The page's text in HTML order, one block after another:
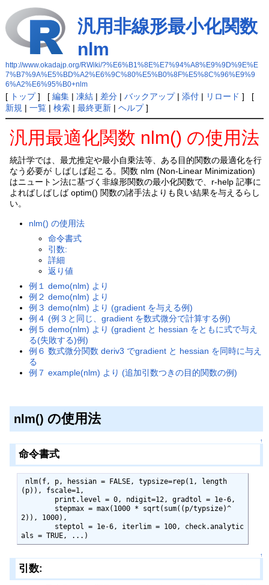
汎用非線形最小化関数
nlm
http://www.okadajp.org/RWiki/?%E6%B1%8E%E7%94%A8%E9%9D%9E%E
7%B7%9A%E5%BD%A2%E6%9C%80%E5%B0%8F%E5%8C%96%E9%9
6%A2%E6%95%B0+nlm
[ トップ] [ 編集| 凍結| 差分| バックアップ| 添付| リロード ] [
新規 | 一覧| 検索| 最終更新| ヘルプ]
汎用最適化関数 nlm() の使用法
統計学では、最尤推定や最小自乗法等、ある目的関数の最適化を行
なう必要が しばしば起こる。関数 nlm (Non-Linear Minimization)
はニュートン法に基づく非線形関数の最小化関数で、r-help 記事に
よればしばしば optim() 関数の諸手法よりも良い結果を与えるらし
い。
nlm() の使用法
命令書式
引数:
詳細
返り値
例１ demo(nlm) より
例２ demo(nlm) より
例３ demo(nlm) より (gradient を与える例)
例４ (例３と同じ、gradient を数式微分で計算する例)
例５ demo(nlm) より (gradient と hessian をともに式で与え
る(失敗する)例)
例６ 数式微分関数 deriv3 でgradient と hessian を同時に与え
る
例７ example(nlm) より (追加引数つきの目的関数の例)
nlm() の使用法
↑
命令書式
(p)), fscale=1,
2)), 1000),
als = TRUE, ...)
↑
引数: